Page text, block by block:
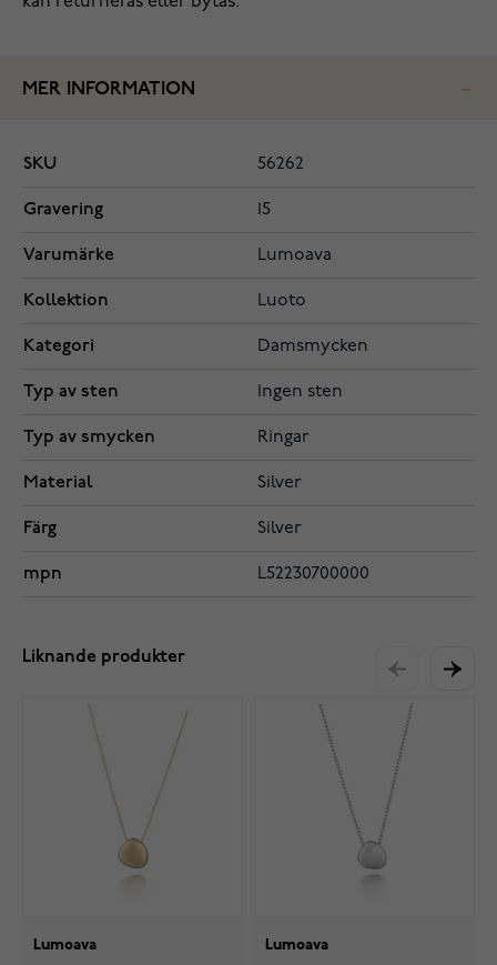
MER INFORMATION
SKU 56262
Gravering 15
Varumärke Lumoava
Kollektion Luoto
Kategori Damsmycken
Typ av sten Ingen sten
Typ av smycken Ringar
Material Silver
Färg Silver
mpn L52230700000
Liknande produkter
Lumoava Lumoava